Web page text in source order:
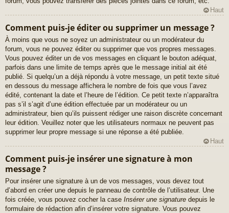
Haut
Comment puis-je éditer ou supprimer un message ?
À moins que vous ne soyez un administrateur ou un modérateur du
forum, vous ne pouvez éditer ou supprimer que vos propres messages.
Vous pouvez éditer un de vos messages en cliquant le bouton adéquat,
parfois dans une limite de temps après que le message initial ait été
publié. Si quelqu’un a déjà répondu à votre message, un petit texte situé
en dessous du message affichera le nombre de fois que vous l’avez
édité, contenant la date et l’heure de l’édition. Ce petit texte n’apparaîtra
pas s’il s’agit d’une édition effectuée par un modérateur ou un
administrateur, bien qu’ils puissent rédiger une raison discrète concernant
leur édition. Veuillez noter que les utilisateurs normaux ne peuvent pas
supprimer leur propre message si une réponse a été publiée.
Haut
Comment puis-je insérer une signature à mon
message ?
Pour insérer une signature à un de vos messages, vous devez tout
d’abord en créer une depuis le panneau de contrôle de l’utilisateur. Une
fois créée, vous pouvez cocher la case Insérer une signature depuis le
formulaire de rédaction afin d’insérer votre signature. Vous pouvez